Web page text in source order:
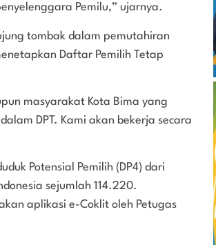
Pemilu,” ujarnya.
tombak dalam pemutahiran
Daftar Pemilih Tetap
masyarakat Kota Bima yang
DPT. Kami akan bekerja secara
Potensial Pemilih (DP4) dari
sejumlah 114.220.
aplikasi e-Coklit oleh Petugas